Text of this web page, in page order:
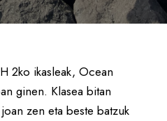
2ko ikasleak, Ocean
ginen. Klasea bitan
zen eta beste batzuk